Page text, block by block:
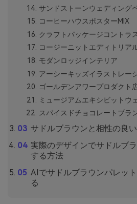
サンドストーンウェディング
コーヒーハウスポスターMIX
クラフトパッケージコントラ
コージーニットエディトリア
モダンロッジインテリア
アーシーキッズイラストレー
ゴールデンアワープロダクト
ミュージアムエキシビットウ
スパイスドチョコレートブラ
サドルブラウンと相性の良
実際のデザインでサドルブ
する方法
AIでサドルブラウンパレッ
る